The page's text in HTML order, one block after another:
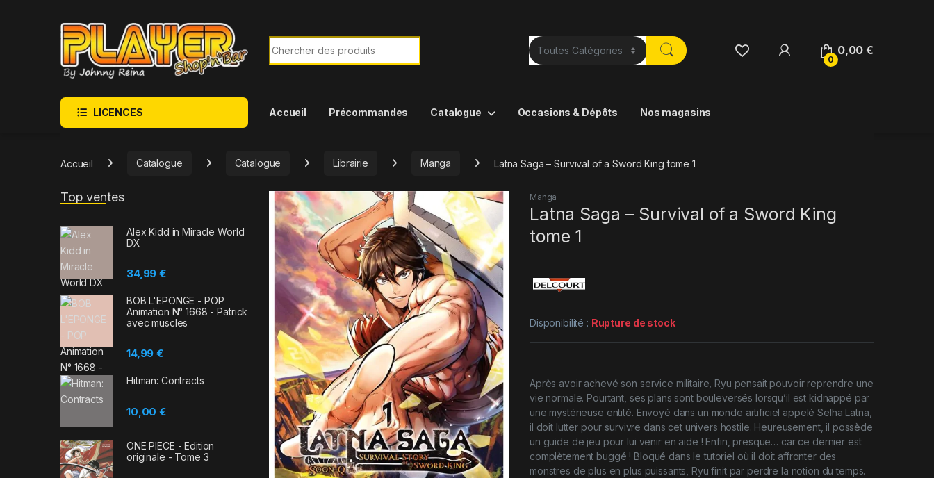
Recherche de :
0
0,00€
LICENCES Accueil Précommandes Catalogue Occasions & Dépôts Nos magasins
Accueil Catalogue Catalogue Librairie Manga Latna Saga – Survival of a Sword King tome 1
Manga
Latna Saga – Survival of a Sword King
tome 1
Disponibilité : Rupture de stock
Après avoir achevé son service militaire, Ryu pensait pouvoir reprendre une
vie normale. Pourtant, ses plans sont bouleversés lorsqu’il est kidnappé par
une mystérieuse entité. Envoyé dans un monde artificiel appelé Selha Latna,
il doit lutter pour survivre dans cet univers hostile. Heureusement, il possède
un guide de jeu pour lui venir en aide ! Enfin, presque… car ce dernier est
complètement buggé ! Bloqué dans le tutoriel où il doit affronter des
monstres de plus en plus puissants, Ryu finit par perdre la notion du temps.
Top ventes
Alex Kidd in Miracle World
DX
34,99€
BOB L'EPONGE - POP
Animation N° 1668 - Patrick
avec muscles
14,99€
Hitman: Contracts
10,00€
ONE PIECE - Edition
originale - Tome 3